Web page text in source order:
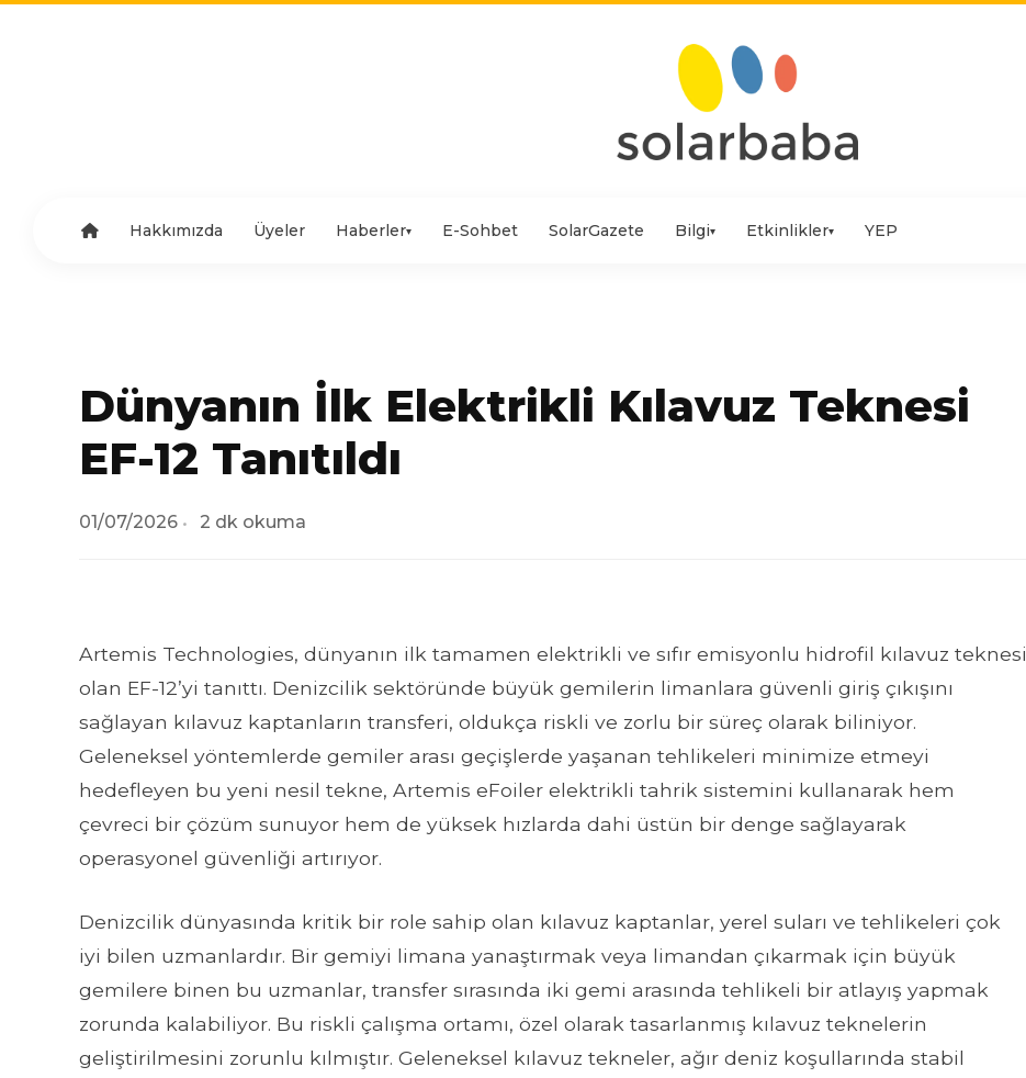
Hakkımızda Üyeler Haberler▾ E-Sohbet SolarGazete Bilgi▾ Etkinlikler▾ YEP
Dünyanın İlk Elektrikli Kılavuz Teknesi
EF-12 Tanıtıldı
01/07/2026 2 dk okuma
Artemis Technologies, dünyanın ilk tamamen elektrikli ve sıfır emisyonlu hidrofil kılavuz teknesi
olan EF-12’yi tanıttı. Denizcilik sektöründe büyük gemilerin limanlara güvenli giriş çıkışını
sağlayan kılavuz kaptanların transferi, oldukça riskli ve zorlu bir süreç olarak biliniyor.
Geleneksel yöntemlerde gemiler arası geçişlerde yaşanan tehlikeleri minimize etmeyi
hedefleyen bu yeni nesil tekne, Artemis eFoiler elektrikli tahrik sistemini kullanarak hem
çevreci bir çözüm sunuyor hem de yüksek hızlarda dahi üstün bir denge sağlayarak
operasyonel güvenliği artırıyor.
Denizcilik dünyasında kritik bir role sahip olan kılavuz kaptanlar, yerel suları ve tehlikeleri çok
iyi bilen uzmanlardır. Bir gemiyi limana yanaştırmak veya limandan çıkarmak için büyük
gemilere binen bu uzmanlar, transfer sırasında iki gemi arasında tehlikeli bir atlayış yapmak
zorunda kalabiliyor. Bu riskli çalışma ortamı, özel olarak tasarlanmış kılavuz teknelerin
geliştirilmesini zorunlu kılmıştır. Geleneksel kılavuz tekneler, ağır deniz koşullarında stabil